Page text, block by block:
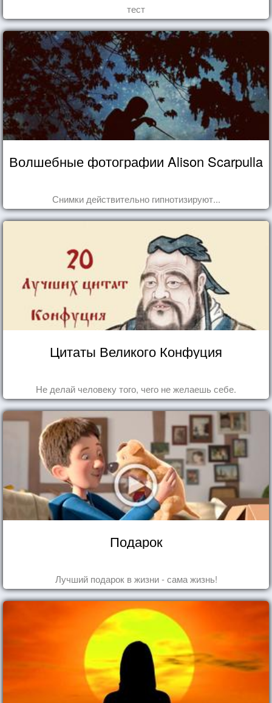
тест
Волшебные фотографии Alison Scarpulla
Снимки действительно гипнотизируют...
Цитаты Великого Конфуция
Не делай человеку того, чего не желаешь себе.
Подарок
Лучший подарок в жизни - сама жизнь!